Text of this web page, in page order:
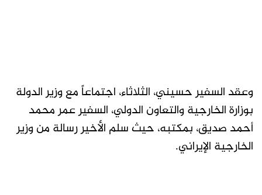
وعقد السفير حسيني، الثلاثاء، اجتماعاً مع وزير الدولة
بوزارة الخارجية والتعاون الدولي، السفير عمر محمد
أحمد صديق، بمكتبه، حيث سلم الأخير رسالة من وزير
الخارجية الإيراني.